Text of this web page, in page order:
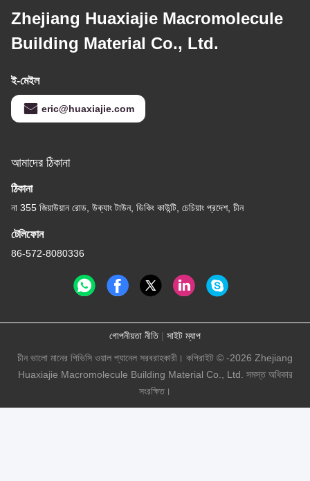
Zhejiang Huaxiajie Macromolecule
Building Material Co., Ltd.
ই-মেইল
eric@huaxiajie.com
আমাদের ঠিকানা
ঠিকানা
না 355 জিয়াউয়ান রোড, উক্যাং টাউন, ডিকিং কাউন্টি, চেচিয়াং প্রদেশ, চীন
টেলিফোন
86-572-8080336
গোপনীয়তা নীতি| সাইট ম্যাপ
চীন ভালো মানের পিভিসি ওয়াল প্যানেল সরবরাহকারী। কপিরাইট © -2026 Zhejiang
Huaxiajie Macromolecule Building Material Co., Ltd. সমস্ত অধিকার
সংরক্ষিত।